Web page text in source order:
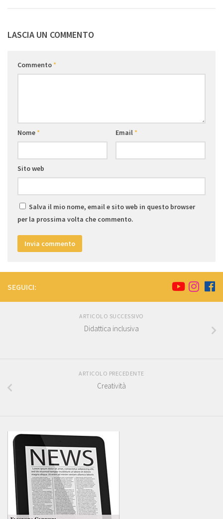
LASCIA UN COMMENTO
Commento*
Nome* Email*
Sito web
Salva il mio nome, email e sito web in questo browser
per la prossima volta che commento.
SEGUICI:
ARTICOLO SUCCESSIVO
Didattica inclusiva
ARTICOLO PRECEDENTE
Creatività